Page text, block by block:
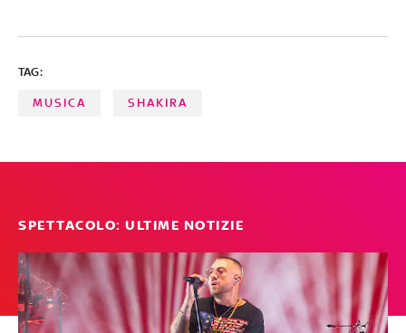
TAG:
MUSICA SHAKIRA
SPETTACOLO: ULTIME NOTIZIE